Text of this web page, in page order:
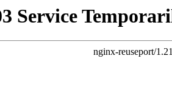
Service
nginx-reuseport/